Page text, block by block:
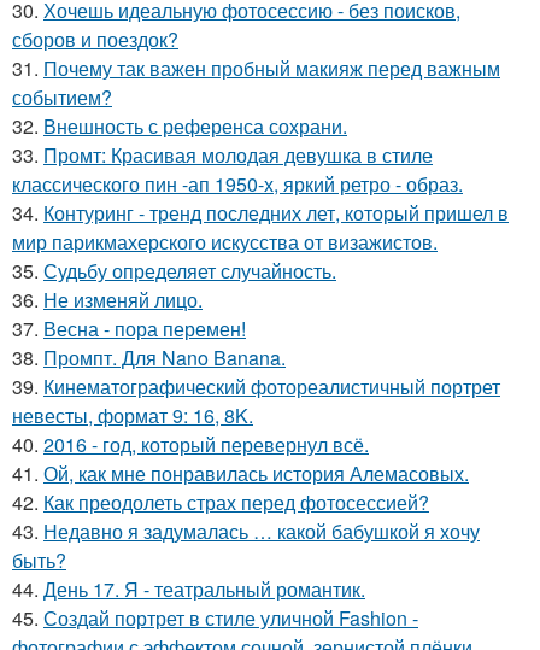
30. Хочешь идеальную фотосессию - без поисков,
сборов и поездок?
31. Почему так важен пробный макияж перед важным
событием?
32. Внешность с референса сохрани.
33. Промт: Красивая молодая девушка в стиле
классического пин -ап 1950-х, яркий ретро - образ.
34. Контуринг - тренд последних лет, который пришел в
мир парикмахерского искусства от визажистов.
35. Судьбу определяет случайность.
36. Не изменяй лицо.
37. Весна - пора перемен!
38. Промпт. Для Nano Banana.
39. Кинематографический фотореалистичный портрет
невесты, формат 9: 16, 8K.
40. 2016 - год, который перевернул всё.
41. Ой, как мне понравилась история Алемасовых.
42. Как преодолеть страх перед фотосессией?
43. Недавно я задумалась … какой бабушкой я хочу
быть?
44. День 17. Я - театральный романтик.
45. Создай портрет в стиле уличной Fashion -